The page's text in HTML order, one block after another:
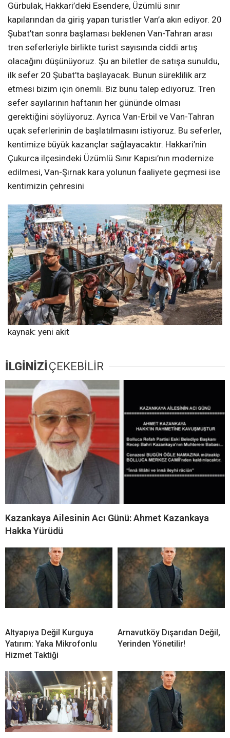
Gürbulak, Hakkari’deki Esendere, Üzümlü sınır
kapılarından da giriş yapan turistler Van’a akın ediyor. 20
Şubat’tan sonra başlaması beklenen Van-Tahran arası
tren seferleriyle birlikte turist sayısında ciddi artış
olacağını düşünüyoruz. Şu an biletler de satışa sunuldu,
ilk sefer 20 Şubat’ta başlayacak. Bunun süreklilik arz
etmesi bizim için önemli. Biz bunu talep ediyoruz. Tren
sefer sayılarının haftanın her gününde olması
gerektiğini söylüyoruz. Ayrıca Van-Erbil ve Van-Tahran
uçak seferlerinin de başlatılmasını istiyoruz. Bu seferler,
kentimize büyük kazançlar sağlayacaktır. Hakkari’nin
Çukurca ilçesindeki Üzümlü Sınır Kapısı’nın modernize
edilmesi, Van-Şırnak kara yolunun faaliyete geçmesi ise
kentimizin çehresini
kaynak: yeni akit
İLGİNİZİ ÇEKEBİLİR
Kazankaya Ailesinin Acı Günü: Ahmet Kazankaya
Hakka Yürüdü
Altyapıya Değil Kurguya
Yatırım: Yaka Mikrofonlu
Hizmet Taktiği
Arnavutköy Dışarıdan Değil,
Yerinden Yönetilir!